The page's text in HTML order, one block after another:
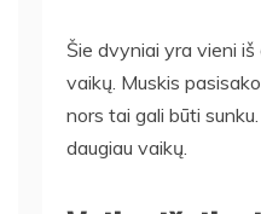
Šie dvyniai yra vieni
vaikų. Muskis
nors tai gali būti
daugiau vaikų.